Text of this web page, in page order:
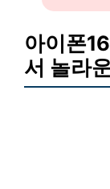
아이폰
서 놀라